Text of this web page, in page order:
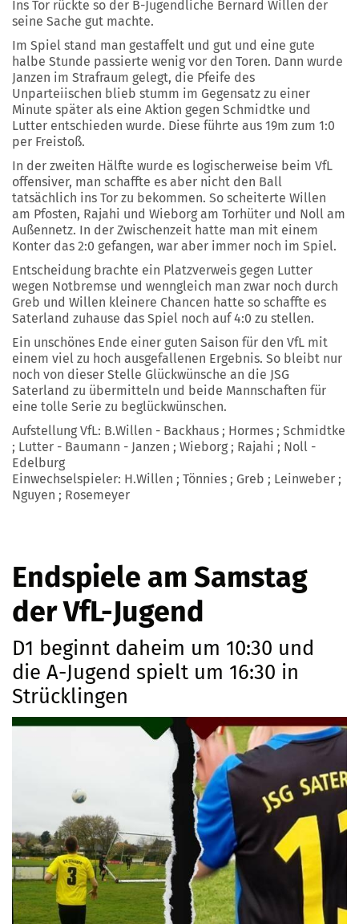
Ins Tor rückte so der B-Jugendliche Bernard Willen der
seine Sache gut machte.
Im Spiel stand man gestaffelt und gut und eine gute
halbe Stunde passierte wenig vor den Toren. Dann wurde
Janzen im Strafraum gelegt, die Pfeife des
Unparteiischen blieb stumm im Gegensatz zu einer
Minute später als eine Aktion gegen Schmidtke und
Lutter entschieden wurde. Diese führte aus 19m zum 1:0
per Freistoß.
In der zweiten Hälfte wurde es logischerweise beim VfL
offensiver, man schaffte es aber nicht den Ball
tatsächlich ins Tor zu bekommen. So scheiterte Willen
am Pfosten, Rajahi und Wieborg am Torhüter und Noll am
Außennetz. In der Zwischenzeit hatte man mit einem
Konter das 2:0 gefangen, war aber immer noch im Spiel.
Entscheidung brachte ein Platzverweis gegen Lutter
wegen Notbremse und wenngleich man zwar noch durch
Greb und Willen kleinere Chancen hatte so schaffte es
Saterland zuhause das Spiel noch auf 4:0 zu stellen.
Ein unschönes Ende einer guten Saison für den VfL mit
einem viel zu hoch ausgefallenen Ergebnis. So bleibt nur
noch von dieser Stelle Glückwünsche an die JSG
Saterland zu übermitteln und beide Mannschaften für
eine tolle Serie zu beglückwünschen.
Aufstellung VfL: B.Willen - Backhaus ; Hormes ; Schmidtke
; Lutter - Baumann - Janzen ; Wieborg ; Rajahi ; Noll -
Edelburg
Einwechselspieler: H.Willen ; Tönnies ; Greb ; Leinweber ;
Nguyen ; Rosemeyer
Endspiele am Samstag
der VfL-Jugend
D1 beginnt daheim um 10:30 und
die A-Jugend spielt um 16:30 in
Strücklingen